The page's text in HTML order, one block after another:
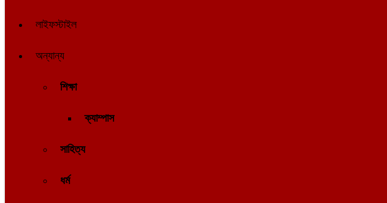
লাইফস্টাইল
অন্যান্য
শিক্ষা
ক্যাম্পাস
সাহিত্য
ধর্ম